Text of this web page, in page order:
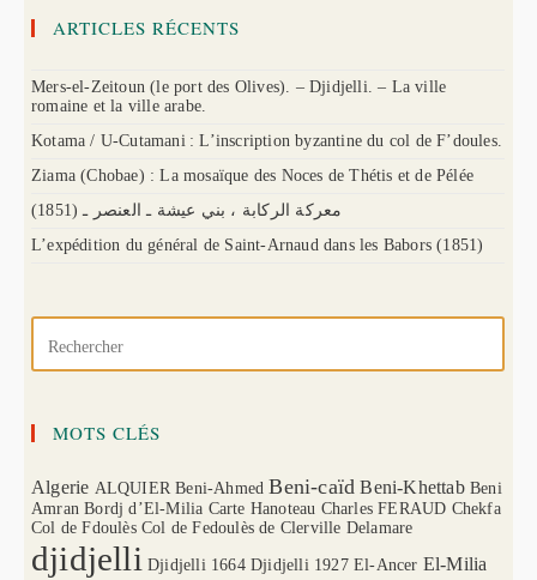
ARTICLES RÉCENTS
Mers-el-Zeitoun (le port des Olives). – Djidjelli. – La ville
romaine et la ville arabe.
Kotama / U-Cutamani : L’inscription byzantine du col de F’doules.
Ziama (Chobae) : La mosaïque des Noces de Thétis et de Pélée
(1851) معركة الركابة ، بني عيشة ـ العنصر ـ
L’expédition du général de Saint-Arnaud dans les Babors (1851)
MOTS CLÉS
Algerie ALQUIER Beni-Ahmed Beni-caïd Beni-Khettab Beni
Amran Bordj d’El-Milia Carte Hanoteau Charles FERAUD Chekfa
Col de Fdoulès Col de Fedoulès de Clerville Delamare
djidjelli Djidjelli 1664 Djidjelli 1927 El-Ancer El-Milia